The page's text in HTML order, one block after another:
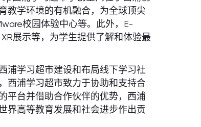
教学环境的有机融合，为全球顶尖
校园体验中心等。此外，E-
展示等，为学生提供了解和体验最
浦学习超市建设和布局线下学习社
西浦学习超市致力于协助和支持合
平台并借助合作伙伴的优势，西浦
界高等教育发展和社会进步作出贡